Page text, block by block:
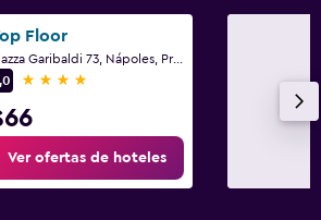
Floor
Piazza Garibaldi 73, Nápoles, Provincia de Nápoles
4 estrellas
Ver ofertas de hoteles